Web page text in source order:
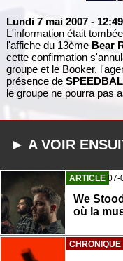
Lundi 7 mai 2007 - 12:49
L'information était
l'affiche du 13ème Bear
cette confirmation
groupe et le Booker,
présence de
le groupe ne pourra pas
► A VOIR
ARTICLE 07-
We
où la
CHRONIQUE